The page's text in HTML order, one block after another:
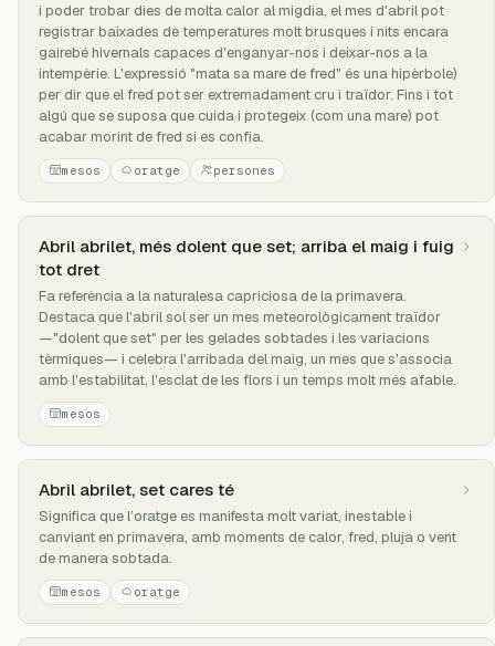
i poder trobar dies de molta calor al migdia, el mes d'abril pot
registrar baixades de temperatures molt brusques i nits encara
gairebé hivernals capaces d'enganyar-nos i deixar-nos a la
intempèrie. L'expressió "mata sa mare de fred" és una hipèrbole)
per dir que el fred pot ser extremadament cru i traïdor. Fins i tot
algú que se suposa que cuida i protegeix (com una mare) pot
acabar morint de fred si es confia.
mesos oratge persones
Abril abrilet, més dolent que set; arriba el maig i fuig
tot dret
Fa referència a la naturalesa capriciosa de la primavera.
Destaca que l'abril sol ser un mes meteorològicament traïdor
—"dolent que set" per les gelades sobtades i les variacions
tèrmiques— i celebra l'arribada del maig, un mes que s'associa
amb l'estabilitat, l'esclat de les flors i un temps molt més afable.
mesos
Abril abrilet, set cares té
Significa que l’oratge es manifesta molt variat, inestable i
canviant en primavera, amb moments de calor, fred, pluja o vent
de manera sobtada.
mesos oratge